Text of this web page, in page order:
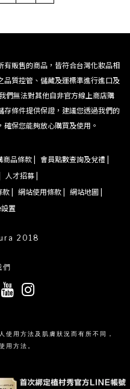
有販售的商品，皆符合台灣化妝品相
品質控管、儲藏及運標準進行進口及
存條件提供保證，建議您透過我們的
確保您能夠放心購買及使用。
商品條款 | 會員點數查詢及兌禮 |
人才招募 |
款 | 網站使用條款 | 網站地圖 |
置
2018
們
使用方法及肌膚狀況而有所不同，
用方法。